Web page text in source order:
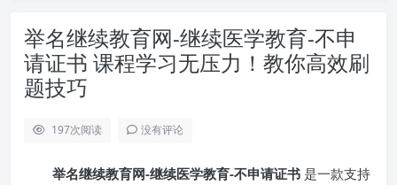
举名继续教育网-继续医学教育-不申
请证书 课程学习无压力！教你高效刷
题技巧
197次阅读 没有评论
举名继续教育网-继续医学教育-不申请证书 是一款支持